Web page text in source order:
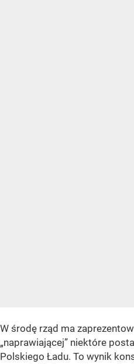
W środę rząd ma
„naprawiającej” niektóre
Polskiego Ładu. To wynik